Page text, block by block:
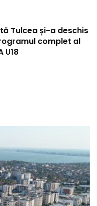
Tulcea și-a deschis
complet al
U18